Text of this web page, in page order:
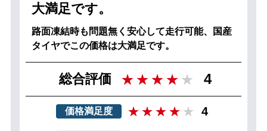
大満足です。
路面凍結時も問題無く安心して走行可能、国産
タイヤでこの価格は大満足です。
総合評価 4
価格満足度 4